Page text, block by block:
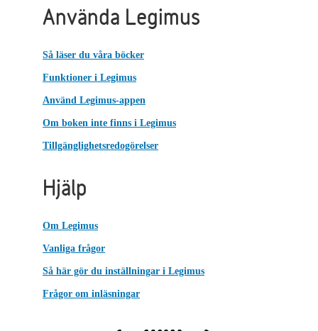
Använda Legimus
Så läser du våra böcker
Funktioner i Legimus
Använd Legimus-appen
Om boken inte finns i Legimus
Tillgänglighetsredogörelser
Hjälp
Om Legimus
Vanliga frågor
Så här gör du inställningar i Legimus
Frågor om inläsningar